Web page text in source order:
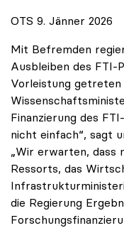
OTS 9. Jänner 2026
Mit Befremden
Ausbleiben des FTI-
Vorleistung getreten
Finanzierung des
nicht einfach“, sagt
„Wir erwarten, dass
Ressorts, das
die Regierung